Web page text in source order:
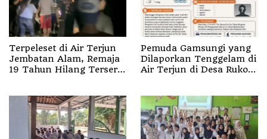
Terpeleset di Air Terjun
Jembatan Alam, Remaja
19 Tahun Hilang Terseret
Pemuda Gamsungi yang
Dilaporkan Tenggelam di
Air Terjun di Desa Ruko